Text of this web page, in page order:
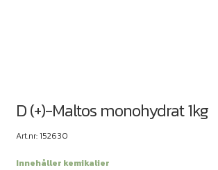
D (+)-Maltos monohydrat 1kg
Art.nr: 152630
Innehåller kemikalier